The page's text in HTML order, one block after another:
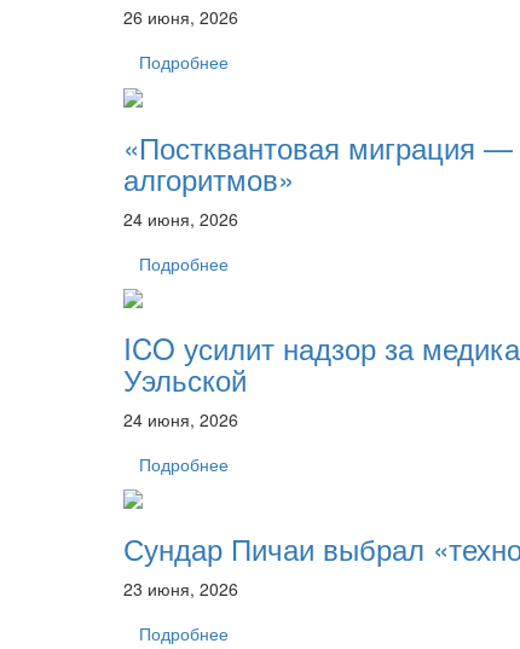
26 июня, 2026
Подробнее
«Постквантовая миграция
алгоритмов»
24 июня, 2026
Подробнее
ICO усилит надзор за
Уэльской
24 июня, 2026
Подробнее
Сундар Пичаи выбрал
23 июня, 2026
Подробнее